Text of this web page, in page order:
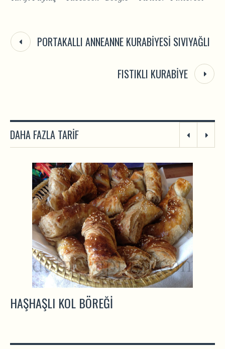
PORTAKALLI ANNEANNE KURABIYESI SIVIYAĞLI
FISTIKLI KURABIYE
DAHA FAZLA TARIF
HAŞHAŞLI KOL BÖREĞI